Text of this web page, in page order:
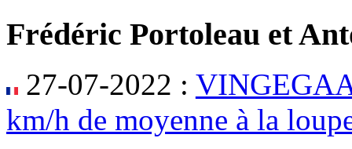
Frédéric Portoleau et
27-07-2022 :
km/h de moyenne à la